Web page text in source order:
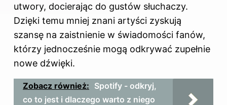
utwory, docierając do gustów słuchaczy.
Dzięki temu mniej znani artyści zyskują
szansę na zaistnienie w świadomości fanów,
którzy jednocześnie mogą odkrywać zupełnie
nowe dźwięki.
Zobacz również: Spotify - odkryj,
co to jest i dlaczego warto z niego